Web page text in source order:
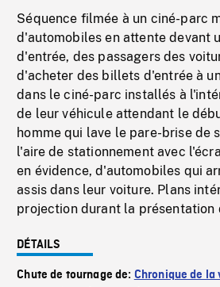
Séquence filmée à un ciné-parc
d'automobiles en attente devant
d'entrée, des passagers des
d'acheter des billets d'entrée à
dans le ciné-parc installés à
de leur véhicule attendant le
homme qui lave le pare-brise de
l'aire de stationnement avec
en évidence, d'automobiles qui
assis dans leur voiture. Plans
projection durant la présentation
DÉTAILS
Chute de tournage de: Chronique de